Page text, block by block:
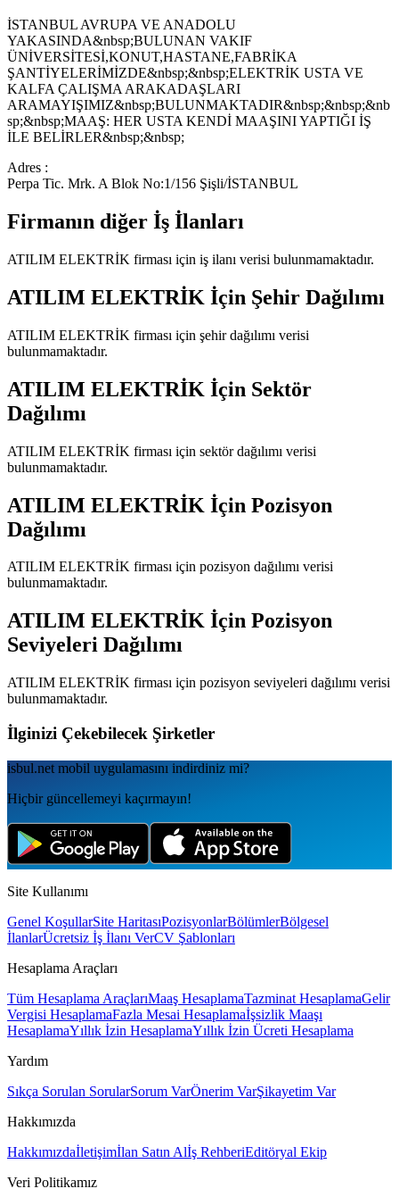
İSTANBUL AVRUPA VE ANADOLU
YAKASINDA&nbsp;BULUNAN VAKIF
ÜNİVERSİTESİ,KONUT,HASTANE,FABRİKA
ŞANTİYELERİMİZDE&nbsp;&nbsp;ELEKTRİK USTA VE
KALFA ÇALIŞMA ARAKADAŞLARI
ARAMAYIŞIMIZ&nbsp;BULUNMAKTADIR&nbsp;&nbsp;&nb
sp;&nbsp;MAAŞ: HER USTA KENDİ MAAŞINI YAPTIĞI İŞ
İLE BELİRLER&nbsp;&nbsp;
Adres :
Perpa Tic. Mrk. A Blok No:1/156 Şişli/İSTANBUL
Firmanın diğer İş İlanları
ATILIM ELEKTRİK firması için iş ilanı verisi bulunmamaktadır.
ATILIM ELEKTRİK İçin Şehir Dağılımı
ATILIM ELEKTRİK firması için şehir dağılımı verisi
bulunmamaktadır.
ATILIM ELEKTRİK İçin Sektör
Dağılımı
ATILIM ELEKTRİK firması için sektör dağılımı verisi
bulunmamaktadır.
ATILIM ELEKTRİK İçin Pozisyon
Dağılımı
ATILIM ELEKTRİK firması için pozisyon dağılımı verisi
bulunmamaktadır.
ATILIM ELEKTRİK İçin Pozisyon
Seviyeleri Dağılımı
ATILIM ELEKTRİK firması için pozisyon seviyeleri dağılımı verisi
bulunmamaktadır.
İlginizi Çekebilecek Şirketler
isbul.net mobil uygulamаsını indirdiniz mi?
Hiçbir güncellemeyi kaçırmayın!
Site Kullanımı
Genel KoşullarSite HaritasıPozisyonlarBölümlerBölgesel
İlanlarÜcretsiz İş İlanı VerCV Şablonları
Hesaplama Araçları
Tüm Hesaplama AraçlarıMaaş HesaplamaTazminat HesaplamaGelir
Vergisi HesaplamaFazla Mesai Hesaplamaİşsizlik Maaşı
HesaplamaYıllık İzin HesaplamaYıllık İzin Ücreti Hesaplama
Yardım
Sıkça Sorulan SorularSorum VarÖnerim VarŞikayetim Var
Hakkımızda
Hakkımızdaİletişimİlan Satın Alİş RehberiEditöryal Ekip
Veri Politikamız